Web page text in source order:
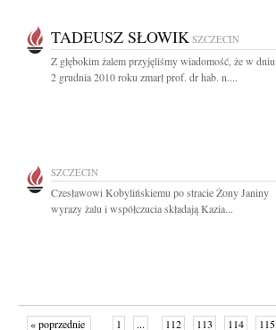
TADEUSZ SŁOWIK SZCZECIN
Z głębokim żalem przyjęliśmy wiadomość, że w dniu
2 grudnia 2010 roku zmarł prof. dr hab. n....
SZCZECIN
Czesławowi Kobylińskiemu po stracie Żony Janiny
wyrazy żalu i współczucia składają Kazia...
« poprzednie 1 ... 112 113 114 115